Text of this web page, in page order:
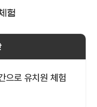
험
으로 유치원 체험